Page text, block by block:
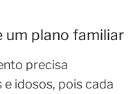
um plano familiar
precisa
idosos, pois cada